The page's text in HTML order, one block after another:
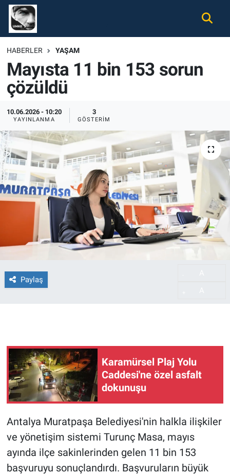
HABERLER YAŞAM
Mayısta 11 bin 153 sorun
çözüldü
10.06.2026 - 10:20
YAYINLANMA
3
GÖSTERIM
Paylaş
Karamürsel Plaj Yolu
Caddesi'ne özel asfalt
dokunuşu
Antalya Muratpaşa Belediyesi'nin halkla ilişkiler
ve yönetişim sistemi Turunç Masa, mayıs
ayında ilçe sakinlerinden gelen 11 bin 153
başvuruyu sonuçlandırdı. Başvuruların büyük
Gündem
Ekonomi
Spor
Magazin
Tüm Haberler
İletişim
Künye
Nöbetçi Eczaneler
Hava Durumu
Namaz Vakitleri
Trafik Durumu
Süper Lig Puan Durumu ve Fikstür
Tüm Manşetler
Son Dakika Haberleri
Haber Arşivi